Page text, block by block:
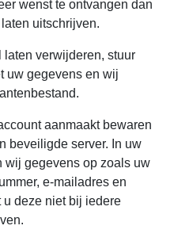
wenst te ontvangen dan
uitschrijven.
laten verwijderen, stuur
uw gegevens en wij
aanmaakt bewaren
beveiligde server. In uw
wij gegevens op zoals uw
e-mailadres en
deze niet bij iedere